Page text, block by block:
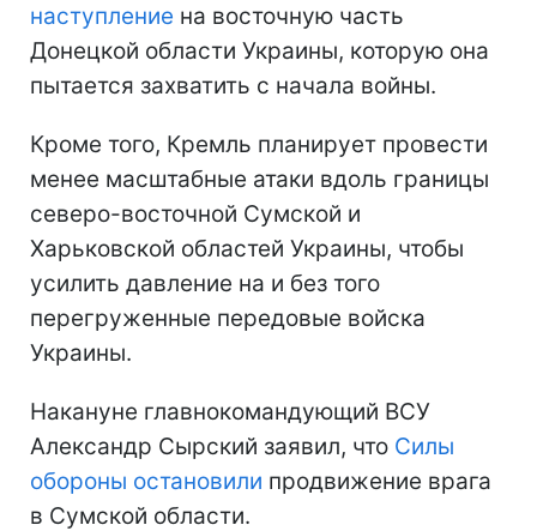
наступление на восточную часть
Донецкой области Украины, которую она
пытается захватить с начала войны.
Кроме того, Кремль планирует провести
менее масштабные атаки вдоль границы
северо-восточной Сумской и
Харьковской областей Украины, чтобы
усилить давление на и без того
перегруженные передовые войска
Украины.
Накануне главнокомандующий ВСУ
Александр Сырский заявил, что Силы
обороны остановили продвижение врага
в Сумской области.